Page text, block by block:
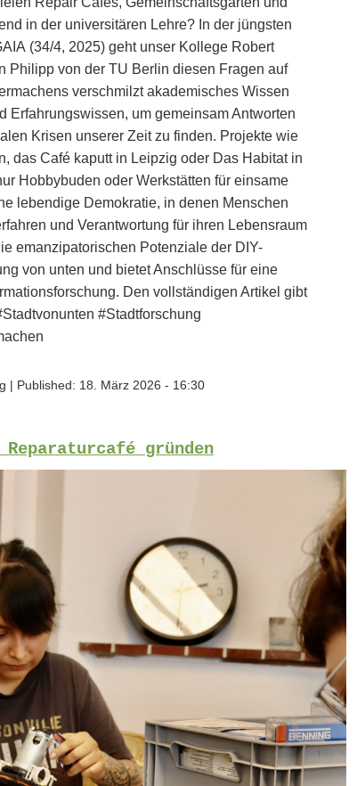
in der universitären Lehre? In der jüngsten
(34/4, 2025) geht unser Kollege Robert
Philipp von der TU Berlin diesen Fragen auf
verschmilzt akademisches Wissen
Erfahrungswissen, um gemeinsam Antworten
Krisen unserer Zeit zu finden. Projekte wie
das Café kaputt in Leipzig oder Das Habitat in
Hobbybuden oder Werkstätten für einsame
lebendige Demokratie, in denen Menschen
und Verantwortung für ihren Lebensraum
emanzipatorischen Potenziale der DIY-
von unten und bietet Anschlüsse für eine
Den vollständigen Artikel gibt
#Stadtforschung
Published: 18. März 2026 - 16:30
gründen